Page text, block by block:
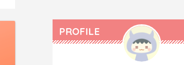
PROFILE